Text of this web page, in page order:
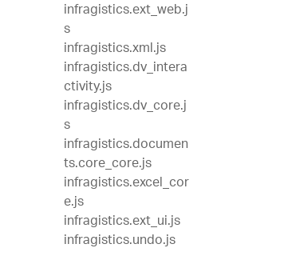
infragistics.ext_web.j
s
infragistics.xml.js
infragistics.dv_intera
ctivity.js
infragistics.dv_core.j
s
infragistics.documen
ts.core_core.js
infragistics.excel_cor
e.js
infragistics.ext_ui.js
infragistics.undo.js